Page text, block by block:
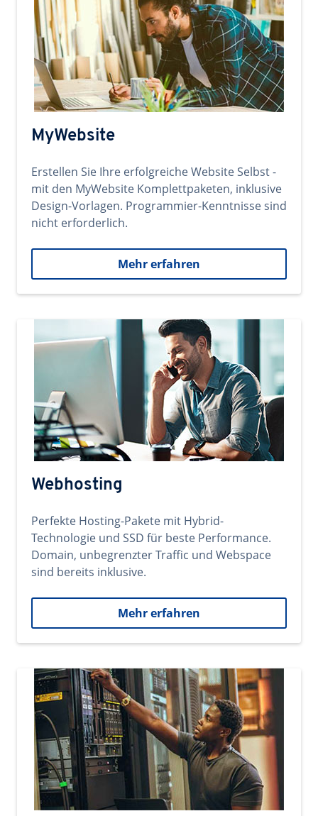
MyWebsite
Erstellen Sie Ihre erfolgreiche Website Selbst -
mit den MyWebsite Komplettpaketen, inklusive
Design-Vorlagen. Programmier-Kenntnisse sind
nicht erforderlich.
Mehr erfahren
Webhosting
Perfekte Hosting-Pakete mit Hybrid-
Technologie und SSD für beste Performance.
Domain, unbegrenzter Traffic und Webspace
sind bereits inklusive.
Mehr erfahren